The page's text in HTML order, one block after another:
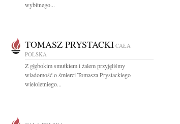
wybitnego...
TOMASZ PRYSTACKI CAŁA
POLSKA
Z głębokim smutkiem i żalem przyjęliśmy
wiadomość o śmierci Tomasza Prystackiego
wieloletniego...